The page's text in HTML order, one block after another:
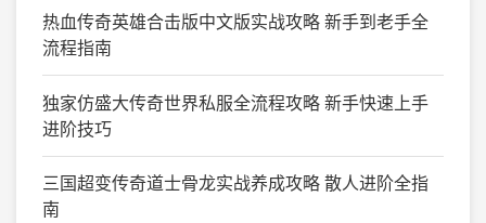
热血传奇英雄合击版中文版实战攻略 新手到老手全
流程指南
独家仿盛大传奇世界私服全流程攻略 新手快速上手
进阶技巧
三国超变传奇道士骨龙实战养成攻略 散人进阶全指
南